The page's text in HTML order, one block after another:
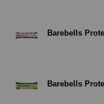
Barebells
Barebells